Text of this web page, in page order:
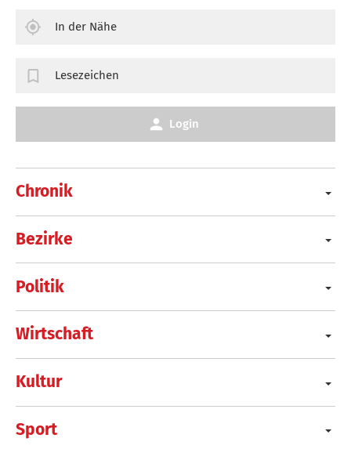
Chronik
Bezirke
Politik
Wirtschaft
Kultur
Sport
In der Nähe
Lesezeichen
Login